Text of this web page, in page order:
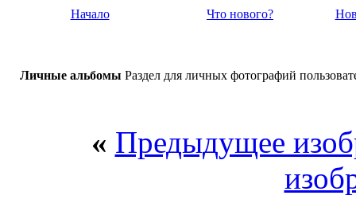
Начало Что нового?
Личные альбомы Раздел для личных фотографий
« Предыдущее